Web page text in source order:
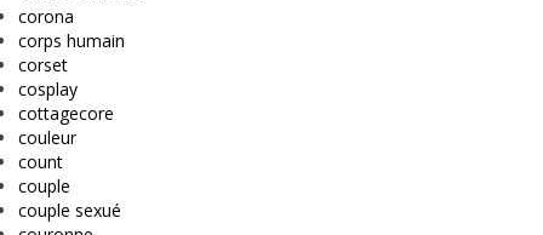
corona
corps humain
corset
cosplay
cottagecore
couleur
count
couple
couple sexué